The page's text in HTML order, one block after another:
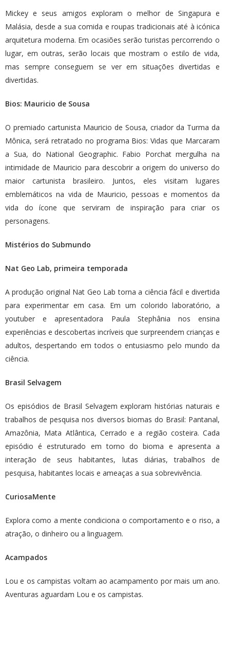
Mickey e seus amigos exploram o melhor de Singapura e
Malásia, desde a sua comida e roupas tradicionais até à icónica
arquitetura moderna. Em ocasiões serão turistas percorrendo o
lugar, em outras, serão locais que mostram o estilo de vida,
mas sempre conseguem se ver em situações divertidas e
divertidas.
Bios: Mauricio de Sousa
O premiado cartunista Mauricio de Sousa, criador da Turma da
Mônica, será retratado no programa Bios: Vidas que Marcaram
a Sua, do National Geographic. Fabio Porchat mergulha na
intimidade de Mauricio para descobrir a origem do universo do
maior cartunista brasileiro. Juntos, eles visitam lugares
emblemáticos na vida de Mauricio, pessoas e momentos da
vida do ícone que serviram de inspiração para criar os
personagens.
Mistérios do Submundo
Nat Geo Lab, primeira temporada
A produção original Nat Geo Lab torna a ciência fácil e divertida
para experimentar em casa. Em um colorido laboratório, a
youtuber e apresentadora Paula Stephânia nos ensina
experiências e descobertas incríveis que surpreendem crianças e
adultos, despertando em todos o entusiasmo pelo mundo da
ciência.
Brasil Selvagem
Os episódios de Brasil Selvagem exploram histórias naturais e
trabalhos de pesquisa nos diversos biomas do Brasil: Pantanal,
Amazônia, Mata Atlântica, Cerrado e a região costeira. Cada
episódio é estruturado em torno do bioma e apresenta a
interação de seus habitantes, lutas diárias, trabalhos de
pesquisa, habitantes locais e ameaças a sua sobrevivência.
CuriosaMente
Explora como a mente condiciona o comportamento e o riso, a
atração, o dinheiro ou a linguagem.
Acampados
Lou e os campistas voltam ao acampamento por mais um ano.
Aventuras aguardam Lou e os campistas.